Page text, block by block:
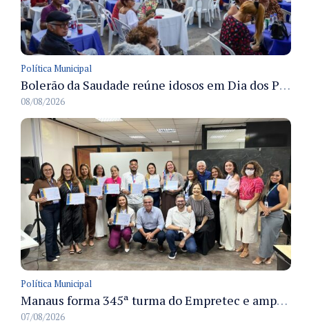
Política Municipal
Bolerão da Saudade reúne idosos em Dia dos Pais promovido pela Fundação Dr. Thomas em Manaus
08/08/2026
Política Municipal
Manaus forma 345ª turma do Empretec e amplia qualificação de empreendedores na cidade
07/08/2026